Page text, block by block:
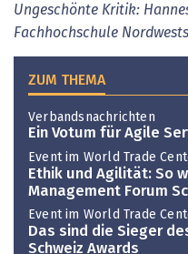
Ungeschönte Kritik:
Fachhochschule
ZUM THEMA
Verbandsnachrichten
Ein Votum für Agile
Event im World Trade
Ethik und Agilität: So
Management Forum
Event im World Trade
Das sind die Sieger
Schweiz Awards